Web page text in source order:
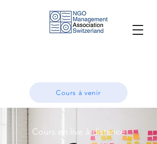
Cours à venir
Cours en live à distance